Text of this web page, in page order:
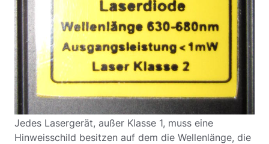
Jedes Lasergerät, außer Klasse 1, muss eine
Hinweisschild besitzen auf dem die Wellenlänge, die